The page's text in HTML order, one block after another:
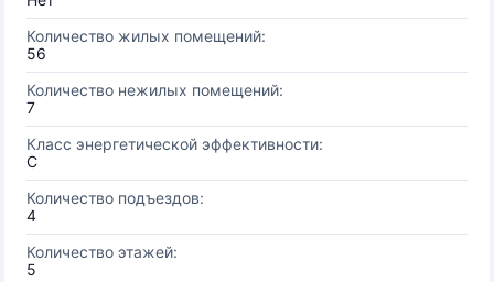
Количество жилых помещений:
56
Количество нежилых помещений:
7
Класс энергетической эффективности:
C
Количество подъездов:
4
Количество этажей:
5